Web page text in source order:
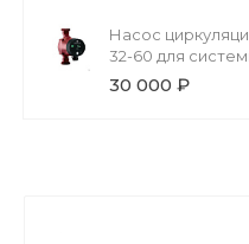
Насос
32-60 для
30 000 ₽